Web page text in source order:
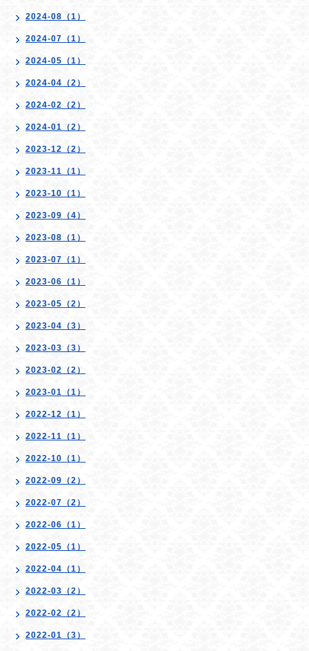
2024-08（1）
2024-07（1）
2024-05（1）
2024-04（2）
2024-02（2）
2024-01（2）
2023-12（2）
2023-11（1）
2023-10（1）
2023-09（4）
2023-08（1）
2023-07（1）
2023-06（1）
2023-05（2）
2023-04（3）
2023-03（3）
2023-02（2）
2023-01（1）
2022-12（1）
2022-11（1）
2022-10（1）
2022-09（2）
2022-07（2）
2022-06（1）
2022-05（1）
2022-04（1）
2022-03（2）
2022-02（2）
2022-01（3）